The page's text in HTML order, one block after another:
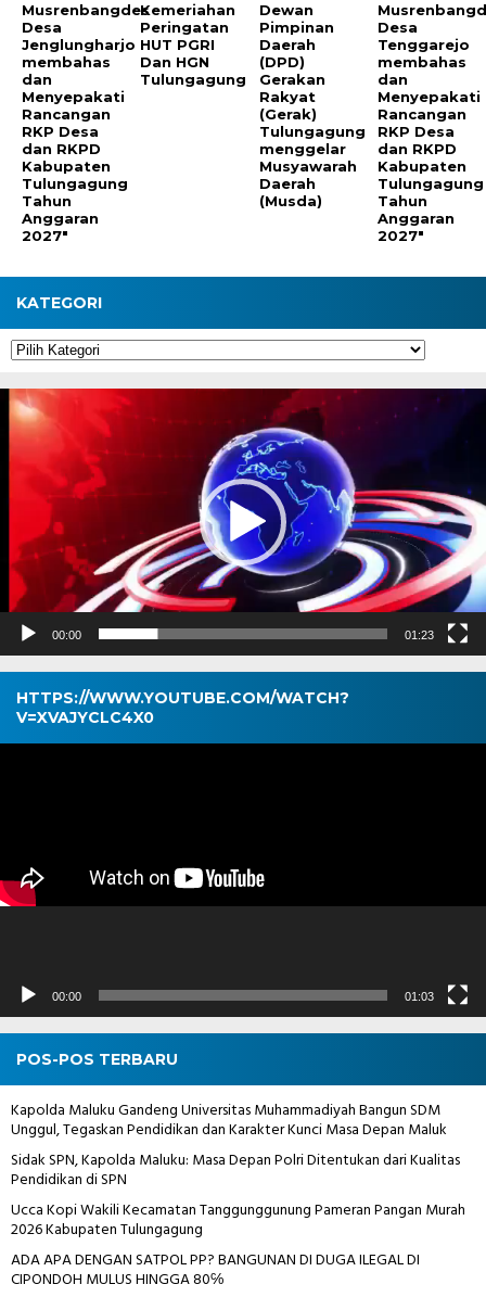
Musrenbangdes
Desa
Jenglungharjo
membahas
dan
Menyepakati
Rancangan
RKP Desa
dan RKPD
Kabupaten
Tulungagung
Tahun
Anggaran
2027″
Kemeriahan
Peringatan
HUT PGRI
Dan HGN
Tulungagung
Dewan
Pimpinan
Daerah
(DPD)
Gerakan
Rakyat
(Gerak)
Tulungagung
menggelar
Musyawarah
Daerah
(Musda)
Desa
Tenggarejo
membahas
dan
Menyepakati
Rancangan
RKP Desa
dan RKPD
Kabupaten
Tulungagung
Tahun
Anggaran
2027″
KATEGORI
Kategori
Pemutar
Video
00:00 01:23
HTTPS://WWW.YOUTUBE.COM/WATCH?
V=XVAJYCLC4X0
Pemutar
00:00 01:03
POS-POS TERBARU
Kapolda Maluku Gandeng Universitas Muhammadiyah Bangun SDM
Unggul, Tegaskan Pendidikan dan Karakter Kunci Masa Depan Maluk
Sidak SPN, Kapolda Maluku: Masa Depan Polri Ditentukan dari Kualitas
Pendidikan di SPN
Ucca Kopi Wakili Kecamatan Tanggunggunung Pameran Pangan Murah
2026 Kabupaten Tulungagung
ADA APA DENGAN SATPOL PP? BANGUNAN DI DUGA ILEGAL DI
CIPONDOH MULUS HINGGA 80℅